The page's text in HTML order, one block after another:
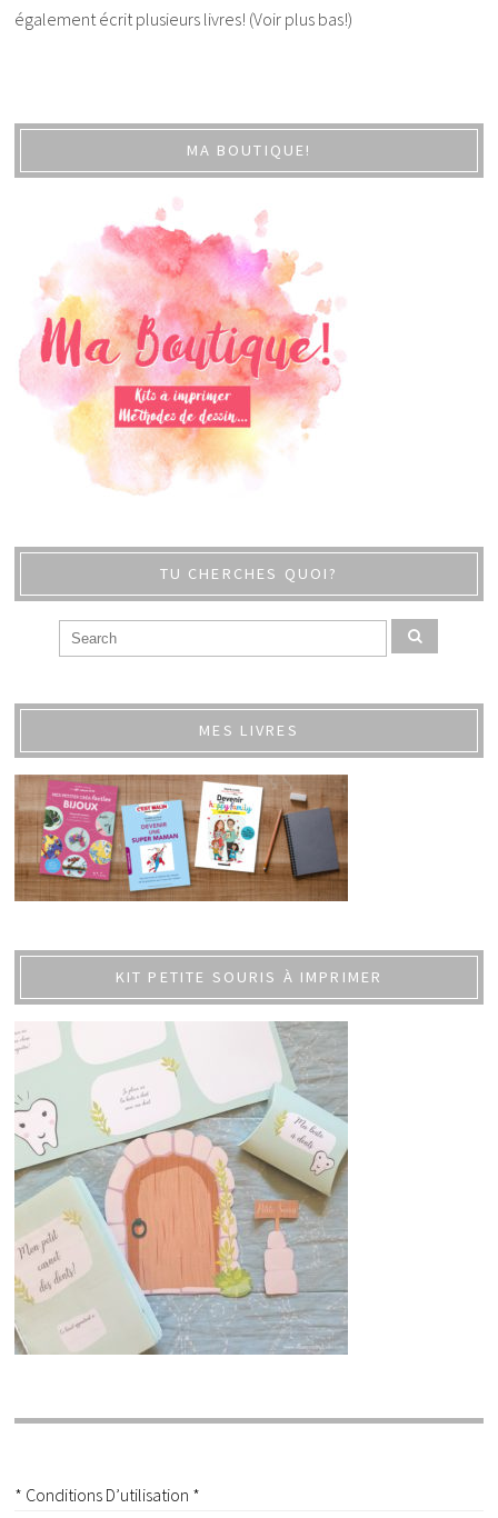
également écrit plusieurs livres! (Voir plus bas!)
MA BOUTIQUE!
TU CHERCHES QUOI?
MES LIVRES
KIT PETITE SOURIS À IMPRIMER
* Conditions D’utilisation *